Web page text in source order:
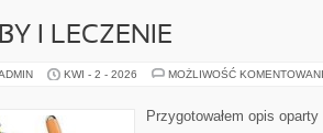
I LECZENIE
KWI - 2 - 2026 MOŻLIWOŚĆ
Przygotowałem opis